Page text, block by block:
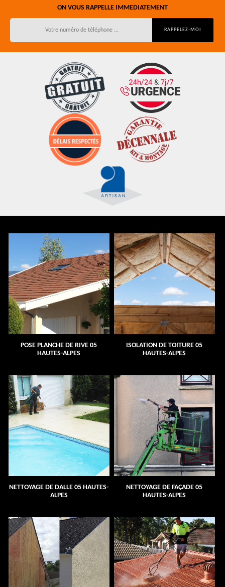
ON VOUS RAPPELLE IMMEDIATEMENT
POSE PLANCHE DE RIVE 05
HAUTES-ALPES
ISOLATION DE TOITURE 05
HAUTES-ALPES
NETTOYAGE DE DALLE 05 HAUTES-
ALPES
NETTOYAGE DE FAÇADE 05
HAUTES-ALPES